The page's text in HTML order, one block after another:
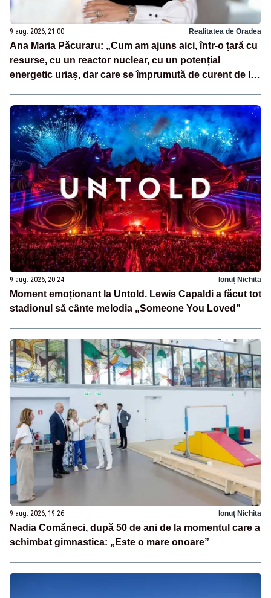
9 aug. 2026, 21:00 Realitatea de Oradea
Ana Maria Păcuraru: „Cum am ajuns aici, într-o țară cu
resurse, cu un reactor nuclear, cu un potențial
energetic uriaș, dar care se împrumută de curent de la
9 aug. 2026, 20:24 Ionuț Nichita
Moment emoționant la Untold. Lewis Capaldi a făcut tot
stadionul să cânte melodia „Someone You Loved”
9 aug. 2026, 19:26 Ionuț Nichita
Nadia Comăneci, după 50 de ani de la momentul care a
schimbat gimnastica: „Este o mare onoare”